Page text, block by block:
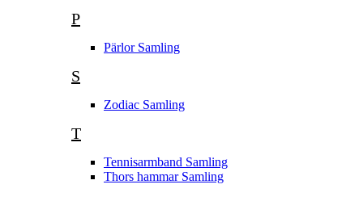
P
Pärlor Samling
S
Zodiac Samling
T
Tennisarmband Samling
Thors hammar Samling